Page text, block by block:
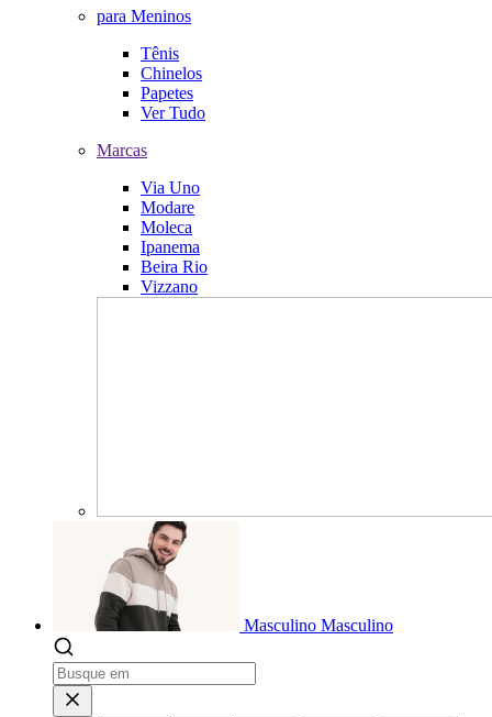
para Meninos
Tênis
Chinelos
Papetes
Ver Tudo
Marcas
Via Uno
Modare
Moleca
Ipanema
Beira Rio
Vizzano
Masculino Masculino